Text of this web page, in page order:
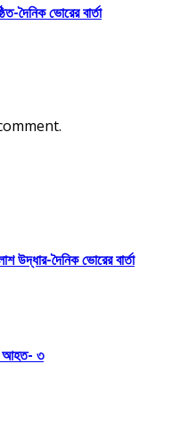
দৈনিক ভোরের বার্তা
উদ্ধার-দৈনিক ভোরের বার্তা
আহত- ৩